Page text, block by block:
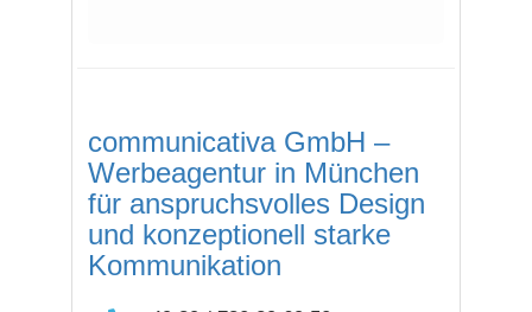
communicativa GmbH –
Werbeagentur in München
für anspruchs­volles Design
und konzep­tionell starke
Kommuni­kation